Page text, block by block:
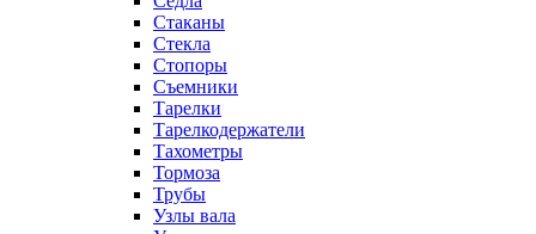
Стаканы
Стекла
Стопоры
Съемники
Тарелки
Тарелкодержатели
Тахометры
Тормоза
Трубы
Узлы вала